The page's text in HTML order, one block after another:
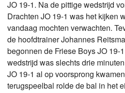
JO 19-1. Na de pittige wedstrijd
Drachten JO 19-1 was het kijken
vandaag mochten verwachten.
de hoofdtrainer Johannes
begonnen de Friese Boys JO 19-
wedstrijd was slechts drie
JO 19-1 al op voorsprong
terugspeelbal rolde de bal in het